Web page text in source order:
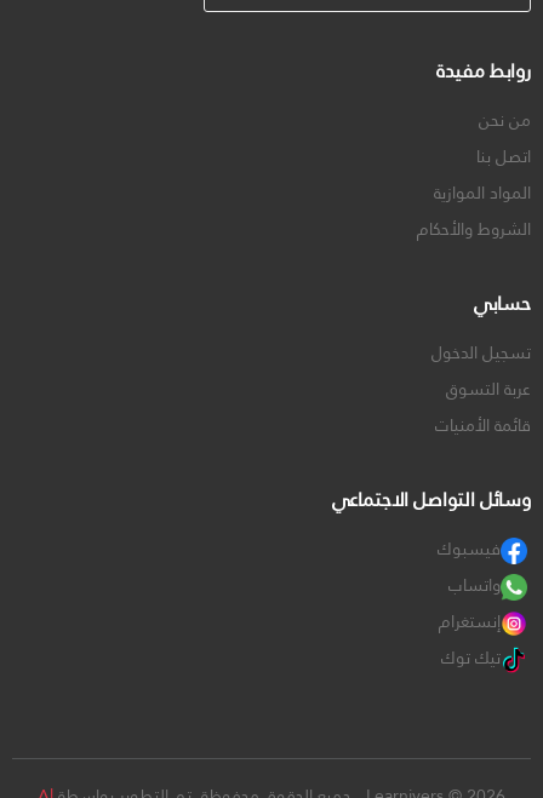
روابط مفيدة
من نحن
اتصل بنا
المواد الموازية
الشروط والأحكام
حسابي
تسجيل الدخول
عربة التسوق
قائمة الأمنيات
وسائل التواصل الاجتماعي
فيسبوك
واتساب
إنستغرام
تيك توك